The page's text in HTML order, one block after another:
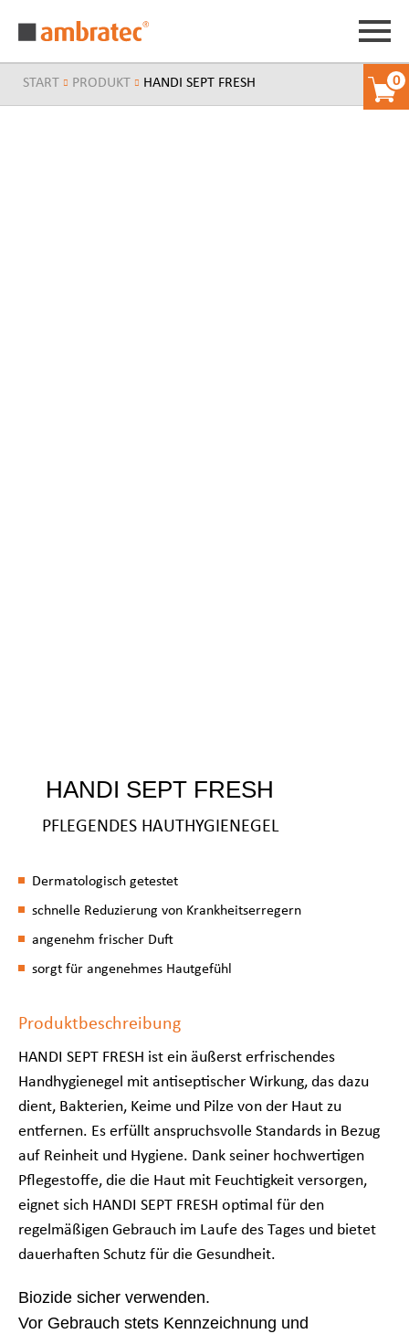
0
START PRODUKT HANDI SEPT FRESH
HANDI SEPT FRESH
PFLEGENDES HAUTHYGIENEGEL
Dermatologisch getestet
schnelle Reduzierung von Krankheitserregern
angenehm frischer Duft
sorgt für angenehmes Hautgefühl
Produktbeschreibung
HANDI SEPT FRESH ist ein äußerst erfrischendes
Handhygienegel mit antiseptischer Wirkung, das dazu
dient, Bakterien, Keime und Pilze von der Haut zu
entfernen. Es erfüllt anspruchsvolle Standards in Bezug
auf Reinheit und Hygiene. Dank seiner hochwertigen
Pflegestoffe, die die Haut mit Feuchtigkeit versorgen,
eignet sich HANDI SEPT FRESH optimal für den
regelmäßigen Gebrauch im Laufe des Tages und bietet
dauerhaften Schutz für die Gesundheit.
Biozide sicher verwenden.
Vor Gebrauch stets Kennzeichnung und